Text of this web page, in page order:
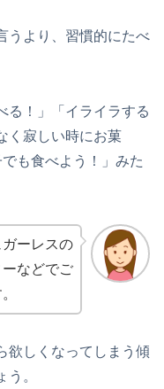
うより、習慣的にたべ
る！」「イライラする
く寂しい時にお菓
も食べよう！」みた
ーレスの
などでご
欲しくなってしまう傾
。